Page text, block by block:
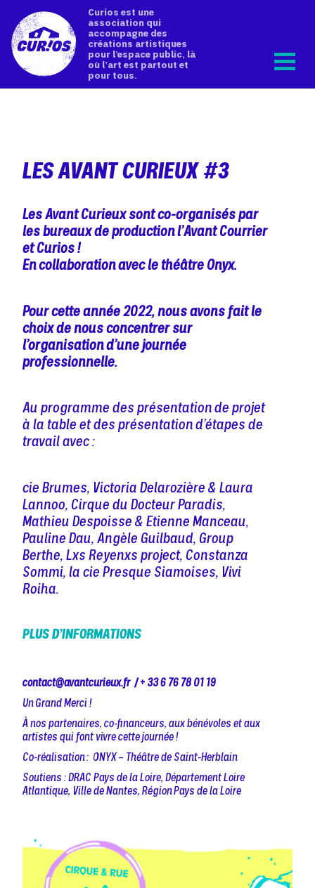
Curios est une
association qui
accompagne des
créations artistiques
pour l’espace public, là
où l’art est partout et
pour tous.
LES AVANT CURIEUX #3
Les Avant Curieux sont co-organisés par
les bureaux de production l’Avant Courrier
et Curios !
En collaboration avec le théâtre Onyx.
Pour cette année 2022, nous avons fait le
choix de nous concentrer sur
l’organisation d’une journée
professionnelle.
Au programme des présentation de projet
à la table et des présentation d’étapes de
travail avec :
cie Brumes, Victoria Delarozière & Laura
Lannoo, Cirque du Docteur Paradis,
Mathieu Despoisse & Etienne Manceau,
Pauline Dau, Angèle Guilbaud, Group
Berthe, Lxs Reyenxs project, Constanza
Sommi, la cie Presque Siamoises, Vivi
Roiha.
PLUS D’INFORMATIONS
contact@avantcurieux.fr / + 33 6 76 78 01 19
Un Grand Merci !
À nos partenaires, co-financeurs, aux bénévoles et aux
artistes qui font vivre cette journée !
Co-réalisation : ONYX – Théâtre de Saint-Herblain
Soutiens : DRAC Pays de la Loire, Département Loire
Atlantique, Ville de Nantes, Région Pays de la Loire